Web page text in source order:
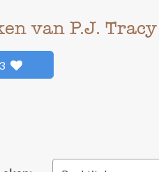
van P.J. Tracy